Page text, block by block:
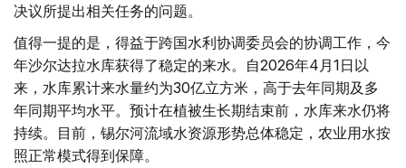
决议所提出相关任务的问题。
值得一提的是，得益于跨国水利协调委员会的协调工作，今
年沙尔达拉水库获得了稳定的来水。自2026年4月1日以
来，水库累计来水量约为30亿立方米，高于去年同期及多
年同期平均水平。预计在植被生长期结束前，水库来水仍将
持续。目前，锡尔河流域水资源形势总体稳定，农业用水按
照正常模式得到保障。